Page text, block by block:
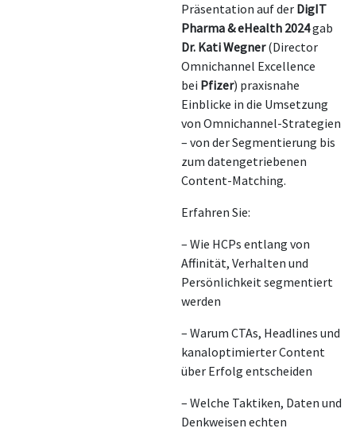
Präsentation auf der DigIT
Pharma & eHealth 2024gab
Dr. Kati Wegner(Director
Omnichannel Excellence
bei Pfizer) praxisnahe
Einblicke in die Umsetzung
von Omnichannel-Strategien
– von der Segmentierung bis
zum datengetriebenen
Content-Matching.
Erfahren Sie:
– Wie HCPs entlang von
Affinität, Verhalten und
Persönlichkeit segmentiert
werden
– Warum CTAs, Headlines und
kanaloptimierter Content
über Erfolg entscheiden
– Welche Taktiken, Daten und
Denkweisen echten